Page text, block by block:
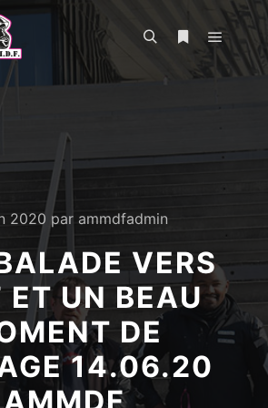
Plus d’infos
Menu
2020 par ammdfadmin
VERS
ET UN BEAU
DE
14.06.20